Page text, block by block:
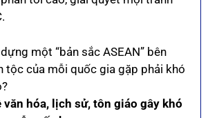
một “bản sắc ASEAN” bên
tộc của mỗi quốc gia gặp phải khó
văn hóa, lịch sử, tôn giáo gây khó